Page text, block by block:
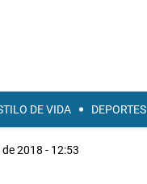
DE VIDA DEPORTES
2018 - 12:53